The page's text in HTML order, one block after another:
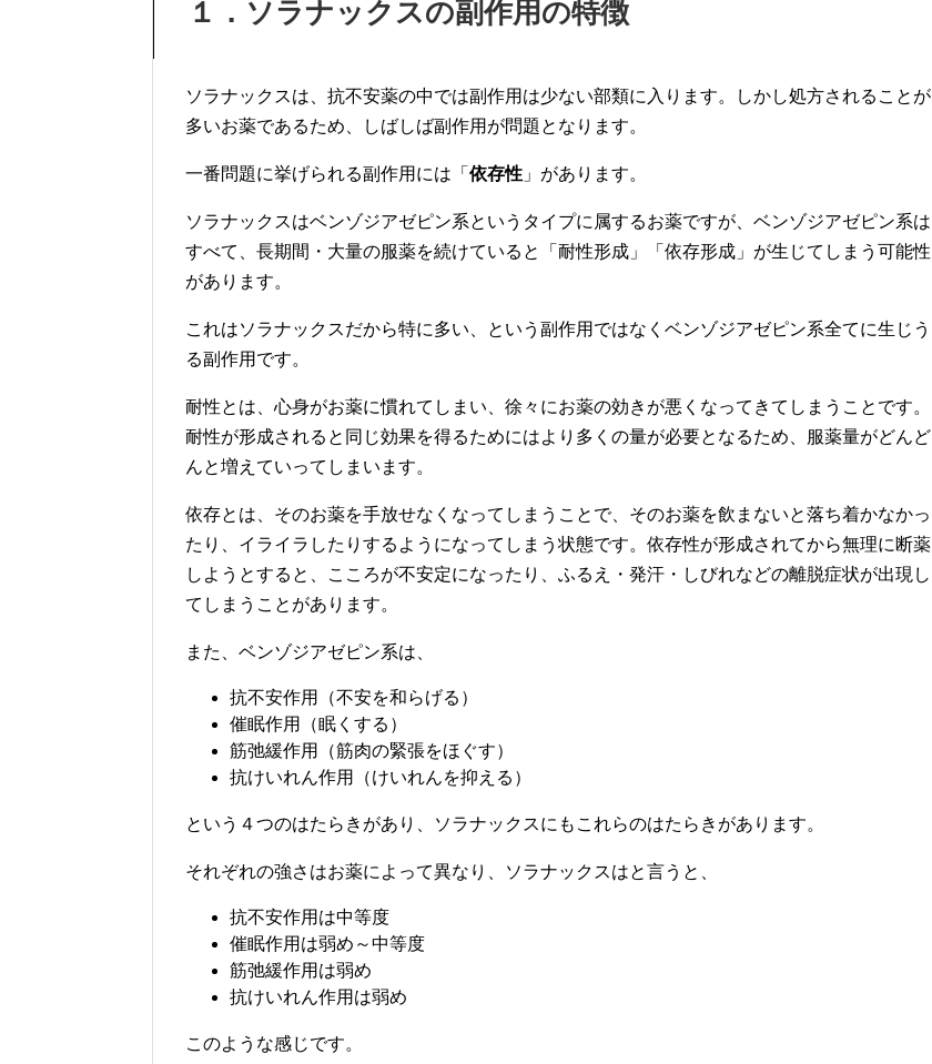
１．ソラナックスの副作用の特徴
ソラナックスは、抗不安薬の中では副作用は少ない部類に入ります。しかし処方されることが
多いお薬であるため、しばしば副作用が問題となります。
一番問題に挙げられる副作用には「 依存性 」があります。
ソラナックスはベンゾジアゼピン系というタイプに属するお薬ですが、ベンゾジアゼピン系は
すべて、長期間・大量の服薬を続けていると「耐性形成」「依存形成」が生じてしまう可能性
があります。
これはソラナックスだから特に多い、という副作用ではなくベンゾジアゼピン系全てに生じう
る副作用です。
耐性とは、心身がお薬に慣れてしまい、徐々にお薬の効きが悪くなってきてしまうことです。
耐性が形成されると同じ効果を得るためにはより多くの量が必要となるため、服薬量がどんど
んと増えていってしまいます。
依存とは、そのお薬を手放せなくなってしまうことで、そのお薬を飲まないと落ち着かなかっ
たり、イライラしたりするようになってしまう状態です。依存性が形成されてから無理に断薬
しようとすると、こころが不安定になったり、ふるえ・発汗・しびれなどの離脱症状が出現し
てしまうことがあります。
また、ベンゾジアゼピン系は、
抗不安作用（不安を和らげる）
催眠作用（眠くする）
筋弛緩作用（筋肉の緊張をほぐす）
抗けいれん作用（けいれんを抑える）
という４つのはたらきがあり、ソラナックスにもこれらのはたらきがあります。
それぞれの強さはお薬によって異なり、ソラナックスはと言うと、
抗不安作用は中等度
催眠作用は弱め～中等度
筋弛緩作用は弱め
抗けいれん作用は弱め
このような感じです。